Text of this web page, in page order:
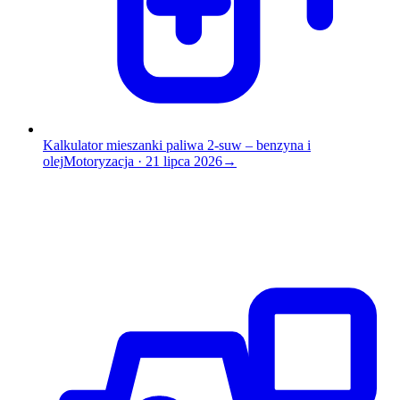
Kalkulator mieszanki paliwa 2-suw – benzyna i
olejMotoryzacja · 21 lipca 2026→